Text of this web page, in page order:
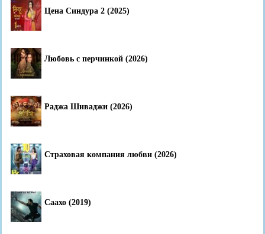
Цена Синдура 2 (2025)
Любовь с перчинкой (2026)
Раджа Шиваджи (2026)
Страховая компания любви (2026)
Саахо (2019)